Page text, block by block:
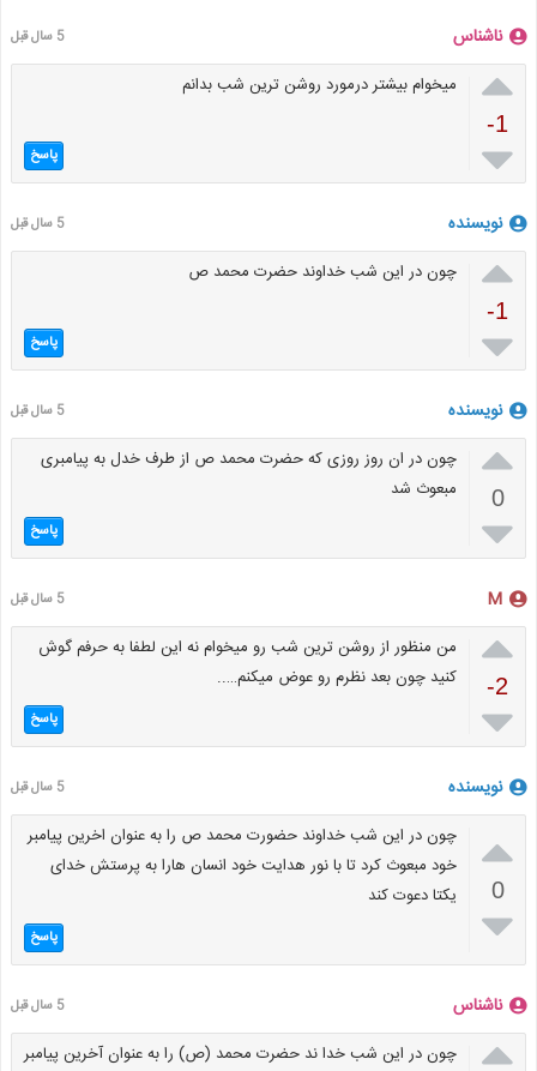
ناشناس 5 سال قبل

-1

میخوام بیشتر درمورد روشن ترین شب بدانم
پاسخ
نویسنده 5 سال قبل

-1

چون در این شب خداوند حضرت محمد ص
پاسخ
نویسنده 5 سال قبل

0

چون در ان روز روزی که حضرت محمد ص از طرف خدل به پیامبری
مبعوث شد
پاسخ
M 5 سال قبل

-2

من منظور از روشن ترین شب رو میخوام نه این لطفا به حرفم گوش
کنید چون بعد نظرم رو عوض میکنم…..
پاسخ
نویسنده 5 سال قبل

0

چون در این شب خداوند حضورت محمد ص را به عنوان اخرین پیامبر
خود مبعوث کرد تا با نور هدایت خود انسان هارا به پرستش خدای
یکتا دعوت کند
پاسخ
ناشناس 5 سال قبل

چون در این شب خدا ند حضرت محمد (ص) را به عنوان آخرین پیامبر